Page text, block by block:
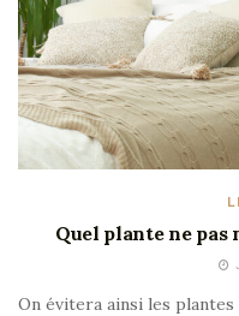
Quel plante ne pas
On évitera ainsi les